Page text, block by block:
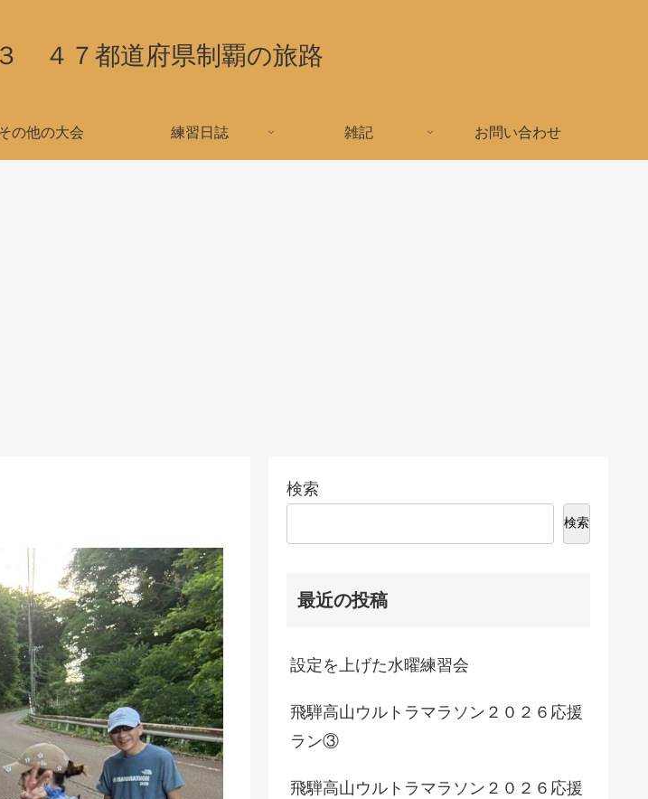
４７都道府県制覇の旅路
の他の大会 練習日誌 雑記 お問い合わせ
検索
検索
最近の投稿
設定を上げた水曜練習会
飛騨高山ウルトラマラソン２０２６応援
ラン③
飛騨高山ウルトラマラソン２０２６応援